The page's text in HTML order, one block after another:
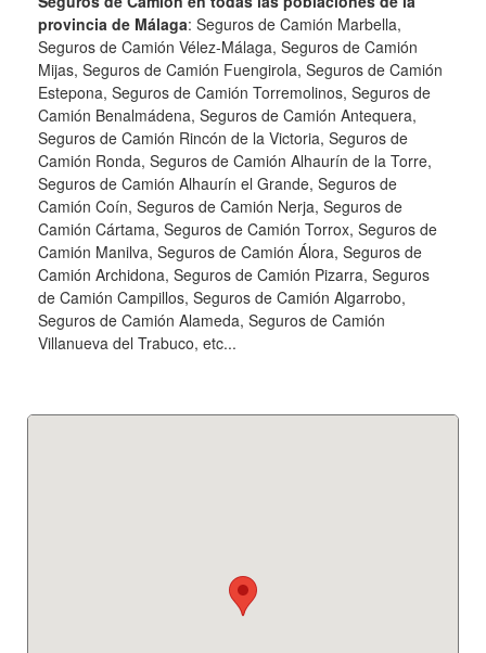
provincia de Málaga: Seguros de Camión Marbella,
Seguros de Camión Vélez-Málaga, Seguros de Camión
Mijas, Seguros de Camión Fuengirola, Seguros de Camión
Estepona, Seguros de Camión Torremolinos, Seguros de
Camión Benalmádena, Seguros de Camión Antequera,
Seguros de Camión Rincón de la Victoria, Seguros de
Camión Ronda, Seguros de Camión Alhaurín de la Torre,
Seguros de Camión Alhaurín el Grande, Seguros de
Camión Coín, Seguros de Camión Nerja, Seguros de
Camión Cártama, Seguros de Camión Torrox, Seguros de
Camión Manilva, Seguros de Camión Álora, Seguros de
Camión Archidona, Seguros de Camión Pizarra, Seguros
de Camión Campillos, Seguros de Camión Algarrobo,
Seguros de Camión Alameda, Seguros de Camión
Villanueva del Trabuco, etc...